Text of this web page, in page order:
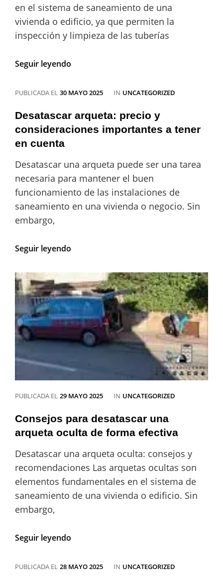
en el sistema de saneamiento de una
vivienda o edificio, ya que permiten la
inspección y limpieza de las tuberías
Seguir leyendo
el
de
arquetas:
mantén
limpias
y
funcionales
PUBLICADA EL 30 MAYO 2025 IN CATEGORÍAS
UNCATEGORIZED
Desatascar arqueta: precio y
consideraciones importantes a tener
en cuenta
Desatascar una arqueta puede ser una tarea
necesaria para mantener el buen
funcionamiento de las instalaciones de
saneamiento en una vivienda o negocio. Sin
embargo,
Seguir leyendo
consideraciones
importantes
a
tener
en
cuenta
PUBLICADA EL 29 MAYO 2025 IN CATEGORÍAS
UNCATEGORIZED
Consejos para desatascar una
arqueta oculta de forma efectiva
Desatascar una arqueta oculta: consejos y
recomendaciones Las arquetas ocultas son
elementos fundamentales en el sistema de
saneamiento de una vivienda o edificio. Sin
embargo,
Seguir leyendo
una
PUBLICADA EL 28 MAYO 2025 IN CATEGORÍAS
UNCATEGORIZED